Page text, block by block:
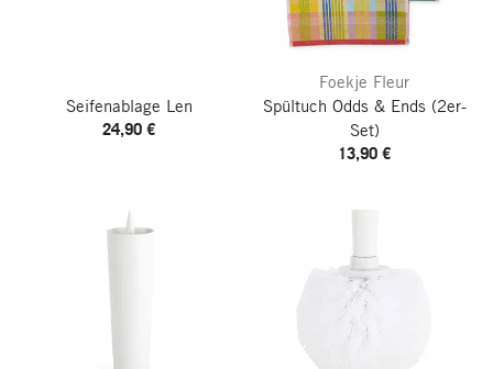
Seifenablage Len
24,90 €
Foekje Fleur
Spültuch Odds & Ends(2er-
Set)
13,90 €